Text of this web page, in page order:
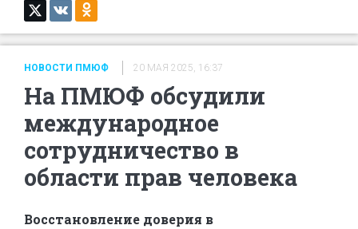
НОВОСТИ ПМЮФ 20 МАЯ 2025, 16:37
На ПМЮФ обсудили
международное
сотрудничество в
области прав человека
Восстановление доверия в